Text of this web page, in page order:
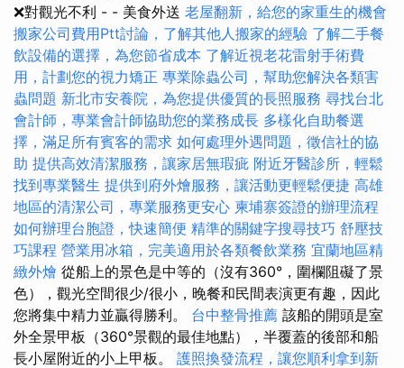
❌對觀光不利 - - 美食外送 老屋翻新，給您的家重生的機會
搬家公司費用Ptt討論，了解其他人搬家的經驗 了解二手餐
飲設備的選擇，為您節省成本 了解近視老花雷射手術費
用，計劃您的視力矯正 專業除蟲公司，幫助您解決各類害
蟲問題 新北市安養院，為您提供優質的長照服務 尋找台北
會計師，專業會計師協助您的業務成長 多樣化自助餐選
擇，滿足所有賓客的需求 如何處理外遇問題，徵信社的協
助 提供高效清潔服務，讓家居無瑕疵 附近牙醫診所，輕鬆
找到專業醫生 提供到府外燴服務，讓活動更輕鬆便捷 高雄
地區的清潔公司，專業服務更安心 柬埔寨簽證的辦理流程
如何辦理台胞證，快速簡便 精準的關鍵字搜尋技巧 舒壓技
巧課程 營業用冰箱，完美適用於各類餐飲業務 宜蘭地區精
緻外燴 從船上的景色是中等的（沒有360°，圍欄阻礙了景
色），觀光空間很少/很小，晚餐和民間表演更有趣，因此
您將集中精力並贏得勝利。 台中整骨推薦 該船的開頭是室
外全景甲板（360°景觀的最佳地點），半覆蓋的後部和船
長小屋附近的小上甲板。 護照換發流程，讓您順利拿到新